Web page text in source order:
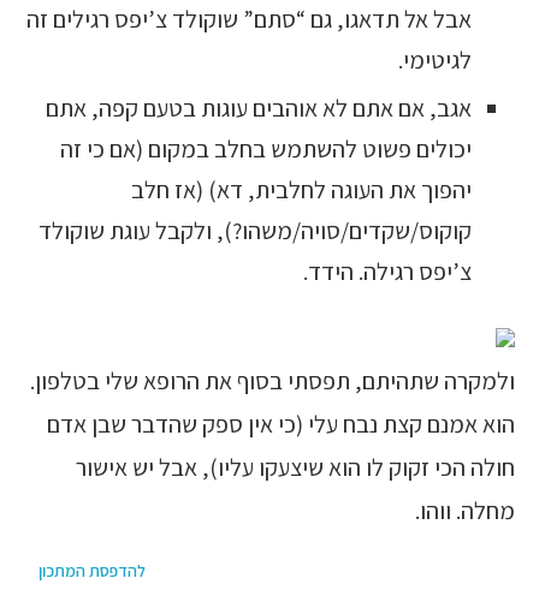
אבל אל תדאגו, גם “סתם” שוקולד צ’יפס רגילים זה
לגיטימי.
אגב, אם אתם לא אוהבים עוגות בטעם קפה, אתם
יכולים פשוט להשתמש בחלב במקום (אם כי זה
יהפוך את העוגה לחלבית, דא) (אז חלב
קוקוס/שקדים/סויה/משהו?), ולקבל עוגת שוקולד
צ’יפס רגילה. הידד.
ולמקרה שתהיתם, תפסתי בסוף את הרופא שלי בטלפון.
הוא אמנם קצת נבח עלי (כי אין ספק שהדבר שבן אדם
חולה הכי זקוק לו הוא שיצעקו עליו), אבל יש אישור
מחלה. ווהו.
להדפסת המתכון